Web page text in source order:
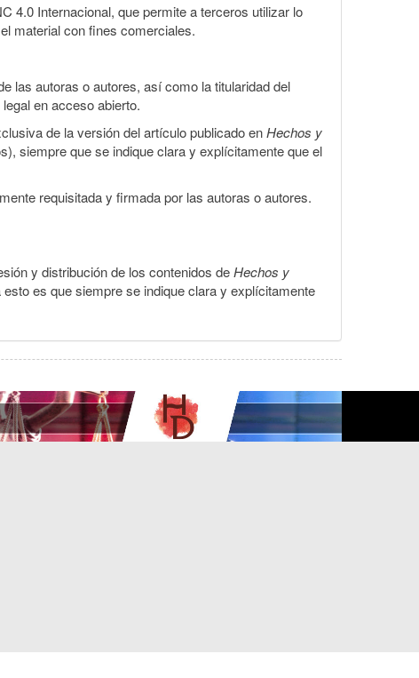
4.0 Internacional, que permite a terceros utilizar lo
material con fines comerciales.
las autoras o autores, así como la titularidad del
en acceso abierto.
de la versión del artículo publicado enHechos y
siempre que se indique clara y explícitamente que el
requisitada y firmada por las autoras o autores.
y distribución de los contenidos deHechos y
es que siempre se indique clara y explícitamente